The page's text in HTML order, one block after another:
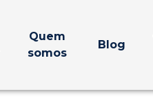
Quem
somos
Blog